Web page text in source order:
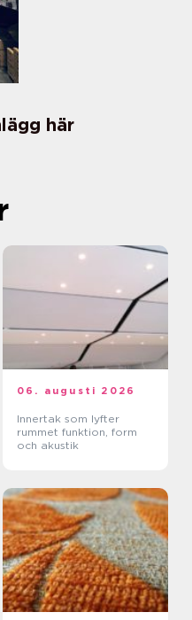
här
06. augusti 2026
Innertak som lyfter
rummet funktion, form
och akustik